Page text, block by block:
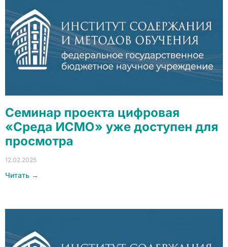
Семинар проекта цифровая
«Среда ИСМО» уже доступен для
просмотра
12.02.2025
Читать →